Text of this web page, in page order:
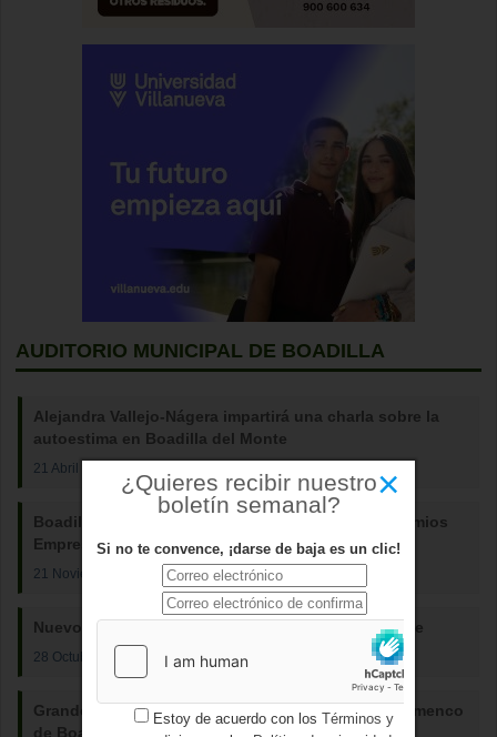
AUDITORIO MUNICIPAL DE BOADILLA
Alejandra Vallejo-Nágera impartirá una charla sobre la
autoestima en Boadilla del Monte
21 Abril 2025
Boadilla del Monte celebra la III edición de los Premios
Empresariales
21 Noviembre 2024
Nuevos cursos para mayores en Boadilla del Monte
28 Octubre 2021
Grandes figuras se dan cita en el II Festival de Flamenco
de Boadilla del Monte
×
¿Quieres recibir nuestro
boletín semanal?
Si no te convence, ¡darse de baja es un clic!
Estoy de acuerdo con los Términos y